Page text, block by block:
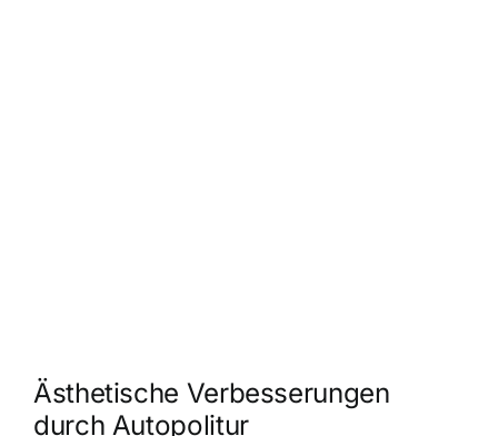
Ästhetische Verbesserungen
durch Autopolitur